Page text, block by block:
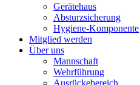
Gerätehaus
Absturzsicherung
Hygiene-Komponente
Mitglied werden
Über uns
Mannschaft
Wehrführung
Ausrückebereich